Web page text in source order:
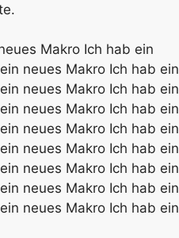
Makro Ich hab ein
neues Makro Ich hab ein
neues Makro Ich hab ein
neues Makro Ich hab ein
neues Makro Ich hab ein
neues Makro Ich hab ein
neues Makro Ich hab ein
neues Makro Ich hab ein
neues Makro Ich hab ein